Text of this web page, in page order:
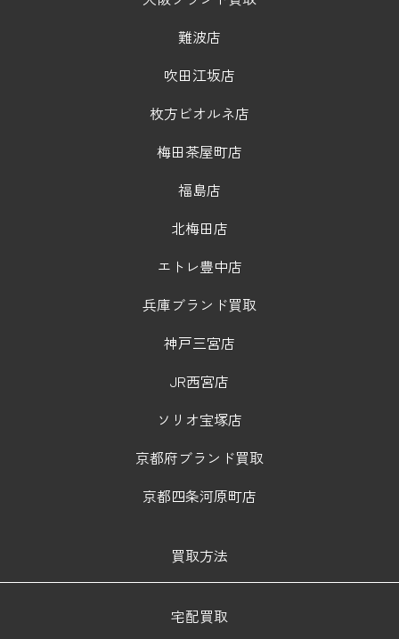
難波店
吹田江坂店
枚方ビオルネ店
梅田茶屋町店
福島店
北梅田店
エトレ豊中店
兵庫ブランド買取
神戸三宮店
JR西宮店
ソリオ宝塚店
京都府ブランド買取
京都四条河原町店
買取方法
宅配買取